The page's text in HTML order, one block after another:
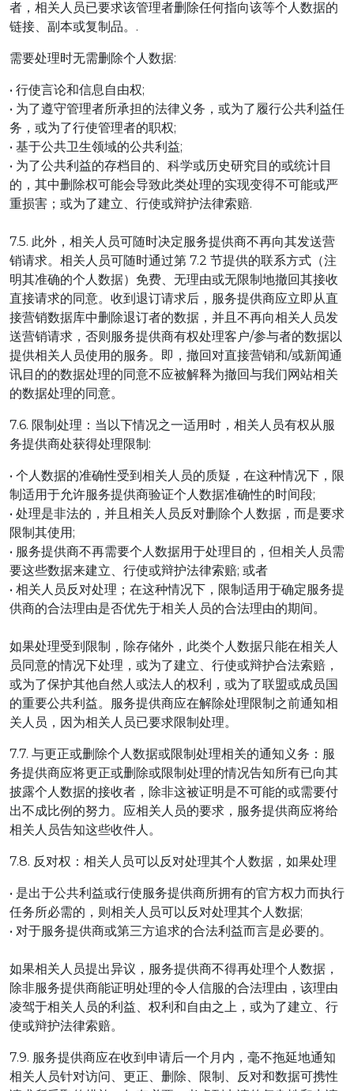
者，相关人员已要求该管理者删除任何指向该等个人数据的
链接、副本或复制品。.
需要处理时无需删除个人数据:
• 行使言论和信息自由权;
• 为了遵守管理者所承担的法律义务，或为了履行公共利益任
务，或为了行使管理者的职权;
• 基于公共卫生领域的公共利益;
• 为了公共利益的存档目的、科学或历史研究目的或统计目
的，其中删除权可能会导致此类处理的实现变得不可能或严
重损害；或为了建立、行使或辩护法律索赔.
7.5. 此外，相关人员可随时决定服务提供商不再向其发送营
销请求。相关人员可随时通过第 7.2 节提供的联系方式（注
明其准确的个人数据）免费、无理由或无限制地撤回其接收
直接请求的同意。收到退订请求后，服务提供商应立即从直
接营销数据库中删除退订者的数据，并且不再向相关人员发
送营销请求，否则服务提供商有权处理客户/参与者的数据以
提供相关人员使用的服务。即，撤回对直接营销和/或新闻通
讯目的的数据处理的同意不应被解释为撤回与我们网站相关
的数据处理的同意。
7.6. 限制处理：当以下情况之一适用时，相关人员有权从服
务提供商处获得处理限制:
• 个人数据的准确性受到相关人员的质疑，在这种情况下，限
制适用于允许服务提供商验证个人数据准确性的时间段;
• 处理是非法的，并且相关人员反对删除个人数据，而是要求
限制其使用;
• 服务提供商不再需要个人数据用于处理目的，但相关人员需
要这些数据来建立、行使或辩护法律索赔; 或者
• 相关人员反对处理；在这种情况下，限制适用于确定服务提
供商的合法理由是否优先于相关人员的合法理由的期间。
如果处理受到限制，除存储外，此类个人数据只能在相关人
员同意的情况下处理，或为了建立、行使或辩护合法索赔，
或为了保护其他自然人或法人的权利，或为了联盟或成员国
的重要公共利益。服务提供商应在解除处理限制之前通知相
关人员，因为相关人员已要求限制处理。
7.7. 与更正或删除个人数据或限制处理相关的通知义务：服
务提供商应将更正或删除或限制处理的情况告知所有已向其
披露个人数据的接收者，除非这被证明是不可能的或需要付
出不成比例的努力。应相关人员的要求，服务提供商应将给
相关人员告知这些收件人。
7.8. 反对权：相关人员可以反对处理其个人数据，如果处理
• 是出于公共利益或行使服务提供商所拥有的官方权力而执行
任务所必需的，则相关人员可以反对处理其个人数据;
• 对于服务提供商或第三方追求的合法利益而言是必要的。
如果相关人员提出异议，服务提供商不得再处理个人数据，
除非服务提供商能证明处理的令人信服的合法理由，该理由
凌驾于相关人员的利益、权利和自由之上，或为了建立、行
使或辩护法律索赔。
7.9. 服务提供商应在收到申请后一个月内，毫不拖延地通知
相关人员针对访问、更正、删除、限制、反对和数据可携性